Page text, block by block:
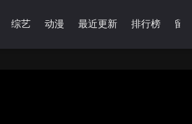
综艺 动漫 最近更新 排行榜 留